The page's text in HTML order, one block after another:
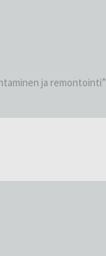
ja remontointi”